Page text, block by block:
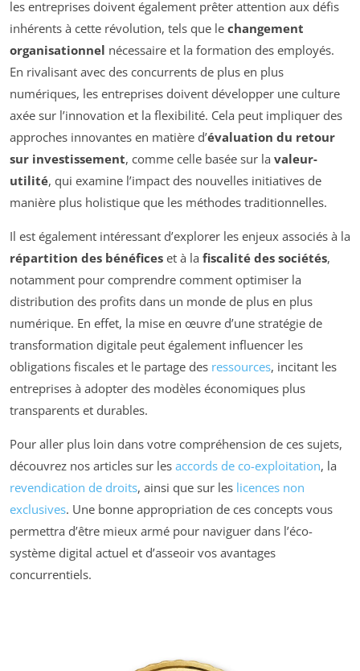
les entreprises doivent également prêter attention aux défis
inhérents à cette révolution, tels que le changement
organisationnel nécessaire et la formation des employés.
En rivalisant avec des concurrents de plus en plus
numériques, les entreprises doivent développer une culture
axée sur l’innovation et la flexibilité. Cela peut impliquer des
approches innovantes en matière d’évaluation du retour
sur investissement, comme celle basée sur la valeur-
utilité, qui examine l’impact des nouvelles initiatives de
manière plus holistique que les méthodes traditionnelles.
Il est également intéressant d’explorer les enjeux associés à la
répartition des bénéfices et à la fiscalité des sociétés,
notamment pour comprendre comment optimiser la
distribution des profits dans un monde de plus en plus
numérique. En effet, la mise en œuvre d’une stratégie de
transformation digitale peut également influencer les
obligations fiscales et le partage des ressources, incitant les
entreprises à adopter des modèles économiques plus
transparents et durables.
Pour aller plus loin dans votre compréhension de ces sujets,
découvrez nos articles sur les accords de co-exploitation, la
revendication de droits, ainsi que sur les licences non
exclusives. Une bonne appropriation de ces concepts vous
permettra d’être mieux armé pour naviguer dans l’éco-
système digital actuel et d’asseoir vos avantages
concurrentiels.